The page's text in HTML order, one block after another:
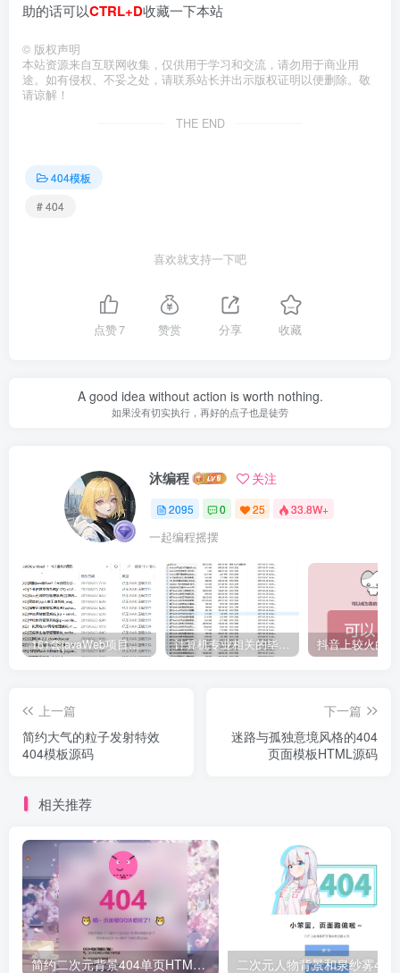
助的话可以CTRL+D收藏一下本站
© 版权声明
本站资源来自互联网收集，仅供用于学习和交流，请勿用于商业用
途。如有侵权、不妥之处，请联系站长并出示版权证明以便删除。敬
请谅解！
THE END
404模板
# 404
喜欢就支持一下吧
点赞7 赞赏 分享 收藏
A good idea without action is worth nothing.
如果没有切实执行，再好的点子也是徒劳
沐编程 关注
2095 0 25 33.8W+
一起编程摇摆
161套javaWeb项目源码免费分享 计算机专业相关的毕业设计论文合集免费下载
上一篇
简约大气的粒子发射特效
404模板源码
下一篇
迷路与孤独意境风格的404
页面模板HTML源码
相关推荐
简约二次元背景404单页HTML源码